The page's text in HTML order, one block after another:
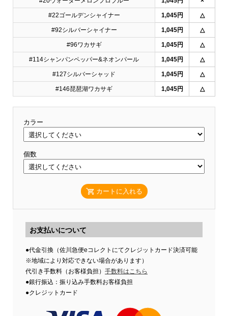
#22ゴールデンシャイナー 1,045円 △
#92シルバーシャイナー 1,045円 △
#96ワカサギ 1,045円 △
#114シャンパンペッパー&ネオンパール 1,045円 △
#127シルバーシャッド 1,045円 △
#146琵琶湖ワカサギ 1,045円 △
カラー
個数
カートに入れる
お支払いについて
●代金引換（佐川急便eコレクトにてクレジットカード決済可能
※地域により対応できない場合があります）
代引き手数料（お客様負担） 手数料はこちら
●銀行振込：振り込み手数料お客様負担
●クレジットカード